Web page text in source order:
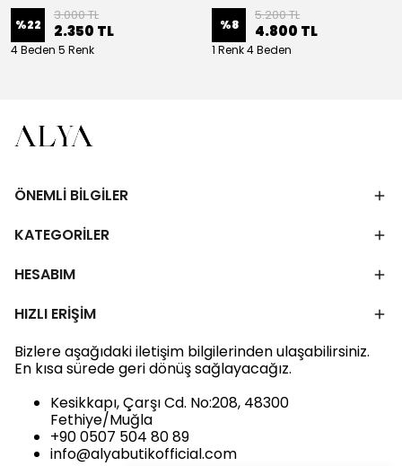
%22
3.000 TL
2.350 TL
4 Beden 5 Renk
%8
5.200 TL
4.800 TL
1 Renk 4 Beden
ÖNEMLİ BİLGİLER
KATEGORİLER
HESABIM
HIZLI ERİŞİM
Bizlere aşağıdaki iletişim bilgilerinden ulaşabilirsiniz.
En kısa sürede geri dönüş sağlayacağız.
Kesikkapı, Çarşı Cd. No:208, 48300
Fethiye/Muğla
+90 0507 504 80 89
info@alyabutikofficial.com